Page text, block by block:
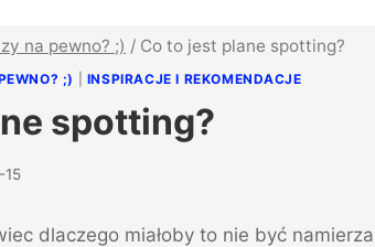
na pewno? ;) / Co to jest plane spotting?
;) INSPIRACJE I REKOMENDACJE
spotting?
dlaczego miałoby to nie być